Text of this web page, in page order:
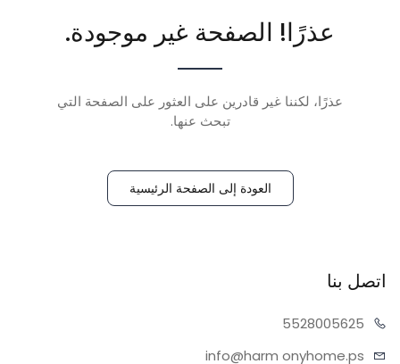
عذرًا! الصفحة غير موجودة.
عذرًا، لكننا غير قادرين على العثور على الصفحة التي
تبحث عنها.
العودة إلى الصفحة الرئيسية
اتصل بنا
05625
55280
info@harm onyhome.ps